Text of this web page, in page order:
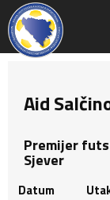
Aid
Premijer
Sjever
Datum